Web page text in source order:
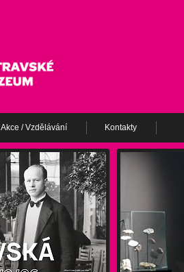
Akce / Vzdělávání Kontakty